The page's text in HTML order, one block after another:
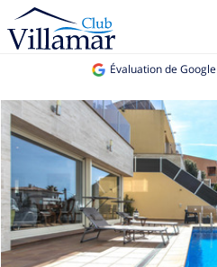
Évaluation de Google